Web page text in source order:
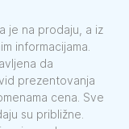
je na prodaju, a iz
informacijama.
da
prezentovanja
cena. Sve
su približne.